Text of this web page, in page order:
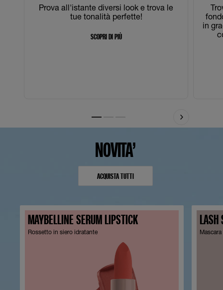
Prova all'istante diversi look e trova le
tue tonalità perfette!
SCOPRI DI PIÙ
in
Slide 1Slide 2Slide 3
NOVITA’
ACQUISTA TUTTI
MAYBELLINE SERUM LIPSTICK
Rossetto in siero idratante
LASH